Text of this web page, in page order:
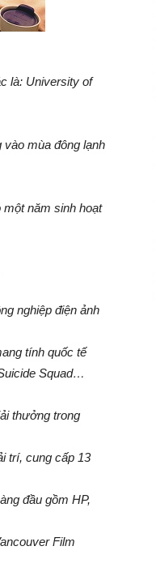
là: University of
mùa đông lạnh
năm sinh hoạt
nghiệp điện ảnh
tính quốc tế
Squad…
thưởng trong
trí, cung cấp 13
đầu gồm HP,
Film